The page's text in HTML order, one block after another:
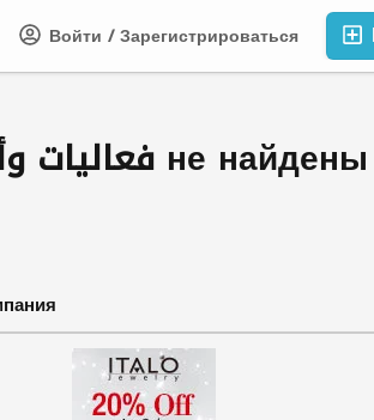
Войти / Зарегистрироваться
Блог
Часто задаваемые вопросы
Объявления в فعاليات وأحداث не найдены